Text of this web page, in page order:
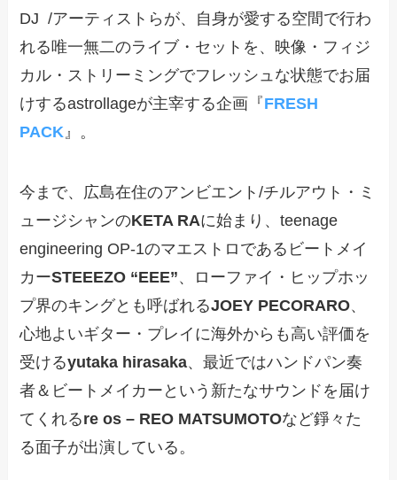
DJ /アーティストらが、自身が愛する空間で行わ
れる唯一無二のライブ・セットを、映像・フィジ
カル・ストリーミングで​フレッシュな状態でお届
けするastrollageが主宰する企画『FRESH
PACK 』。
今まで、広島在住のアンビエント/チルアウト・ミ
ュージシャンのKETA RAに始まり、teenage
engineering OP-1のマエストロであるビートメイ
カーSTEEEZO “EEE”、ローファイ・ヒップホッ
プ界のキングとも呼ばれるJOEY PECORARO、
心地よいギター・プレイに海外からも高い評価を
受けるyutaka hirasaka、最近ではハンドパン奏
者＆ビートメイカーという新たなサウンドを届け
てくれるre os – REO MATSUMOTOなど錚々た
る面子が出演している。